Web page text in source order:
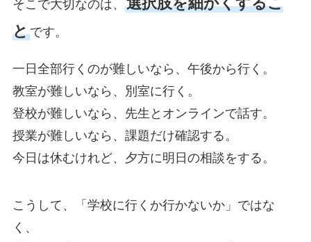
そこで大切なのは、
とです。
一日全部行くのが難しいなら、午後から行く。
教室が難しいなら、別室に行く。
登校が難しいなら、先生とオンラインで話す。
授業が難しいなら、課題だけ確認する。
今日は休むけれど、夕方に明日の相談をする。
こうして、「学校に行くか行かないか」ではな
く、